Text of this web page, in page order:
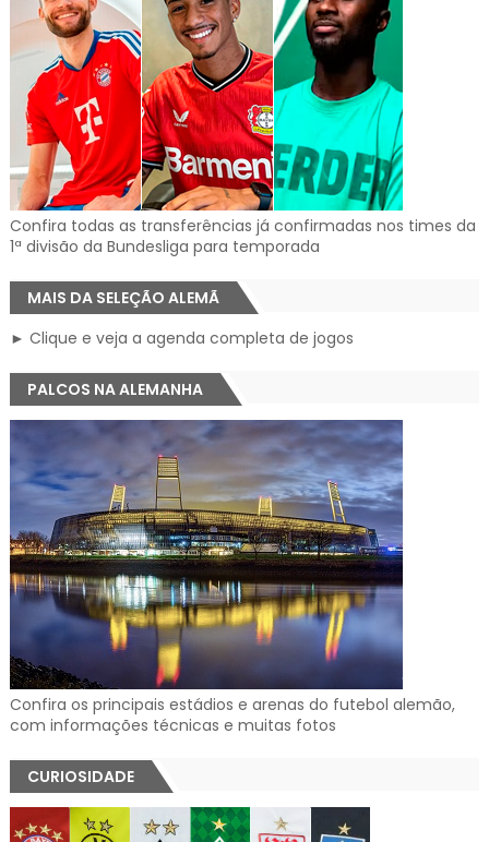
Confira todas as transferências já confirmadas nos times da
1ª divisão da Bundesliga para temporada
MAIS DA SELEÇÃO ALEMÃ
► Clique e veja a agenda completa de jogos
PALCOS NA ALEMANHA
Confira os principais estádios e arenas do futebol alemão,
com informações técnicas e muitas fotos
CURIOSIDADE